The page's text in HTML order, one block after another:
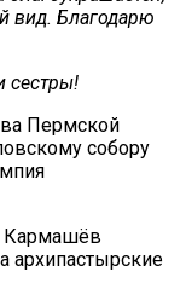
вид. Благодарю
сестры!
Пермской
собору
Кармашëв
архипастырские